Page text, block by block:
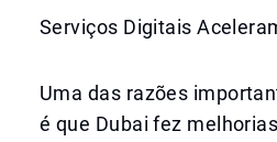
Serviços Digitais
Uma das razões
é que Dubai fez